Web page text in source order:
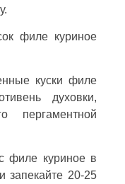
филе куриное
куски филе
духовки,
пергаментной
филе куриное в
запекайте 20-25